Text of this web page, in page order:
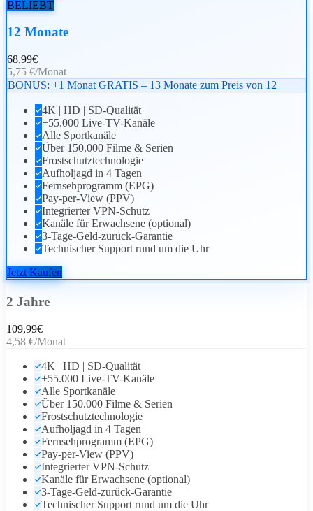
BELIEBT
12 Monate
68,99€
5,75 €/Monat
BONUS: +1 Monat GRATIS – 13 Monate zum Preis von 12
4K | HD | SD-Qualität
+55.000 Live-TV-Kanäle
Alle Sportkanäle
Über 150.000 Filme & Serien
Frostschutztechnologie
Aufholjagd in 4 Tagen
Fernsehprogramm (EPG)
Pay-per-View (PPV)
Integrierter VPN-Schutz
Kanäle für Erwachsene (optional)
3-Tage-Geld-zurück-Garantie
Technischer Support rund um die Uhr
Jetzt Kaufen
2 Jahre
109,99€
4,58 €/Monat
4K | HD | SD-Qualität
+55.000 Live-TV-Kanäle
Alle Sportkanäle
Über 150.000 Filme & Serien
Frostschutztechnologie
Aufholjagd in 4 Tagen
Fernsehprogramm (EPG)
Pay-per-View (PPV)
Integrierter VPN-Schutz
Kanäle für Erwachsene (optional)
3-Tage-Geld-zurück-Garantie
Technischer Support rund um die Uhr